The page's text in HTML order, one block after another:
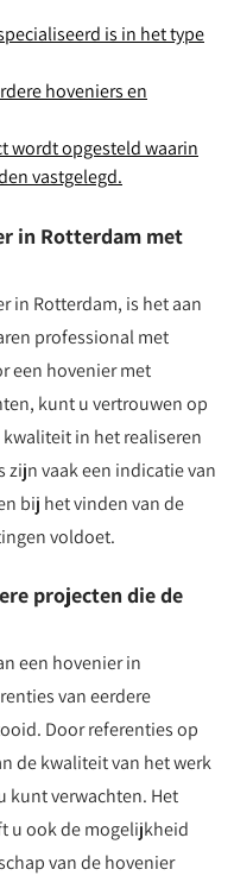
is in het type
hoveniers en
wordt opgesteld waarin
vastgelegd.
in Rotterdam met
in Rotterdam, is het aan
professional met
een hovenier met
kunt u vertrouwen op
in het realiseren
zijn vaak een indicatie van
bij het vinden van de
voldoet.
projecten die de
een hovenier in
van eerdere
Door referenties op
de kwaliteit van het werk
kunt verwachten. Het
u ook de mogelijkheid
van de hovenier